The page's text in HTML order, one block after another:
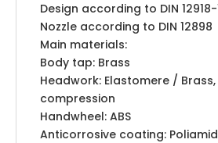
Design according to DIN 12918-
Nozzle according to DIN 12898
Main materials:
Body tap: Brass
Headwork: Elastomere /
compression
Handwheel: ABS
Anticorrosive coating: